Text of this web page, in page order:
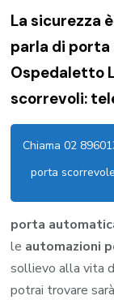
La sicurezza
parla di
Ospedaletto
scorrevoli:
Chiama 02
porta
porta
le automazioni
sollievo alla vita
potrai trovare